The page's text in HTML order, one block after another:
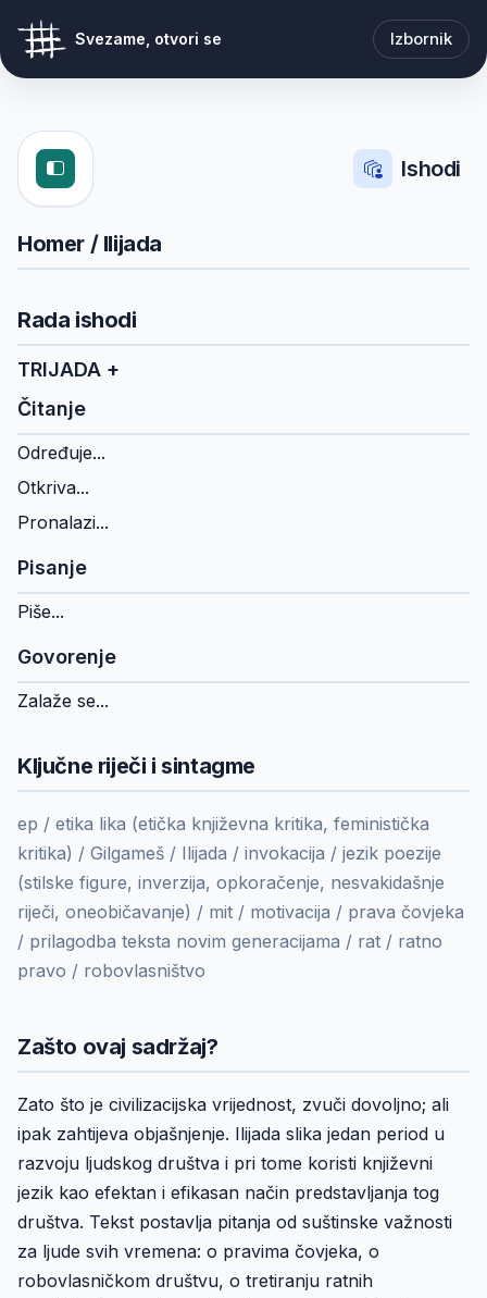
Svezame, otvori se Izbornik
Ishodi
Homer / Ilijada
Rada ishodi
TRIJADA +
Čitanje
Određuje...
Otkriva...
Pronalazi...
Pisanje
Piše...
Govorenje
Zalaže se...
Ključne riječi i sintagme
ep / etika lika (etička književna kritika, feministička
kritika) / Gilgameš / Ilijada / invokacija / jezik poezije
(stilske figure, inverzija, opkoračenje, nesvakidašnje
riječi, oneobičavanje) / mit / motivacija / prava čovjeka
/ prilagodba teksta novim generacijama / rat / ratno
pravo / robovlasništvo
Zašto ovaj sadržaj?
Zato što je civilizacijska vrijednost, zvuči dovoljno; ali
ipak zahtijeva objašnjenje. Ilijada slika jedan period u
razvoju ljudskog društva i pri tome koristi književni
jezik kao efektan i efikasan način predstavljanja tog
društva. Tekst postavlja pitanja od suštinske važnosti
za ljude svih vremena: o pravima čovjeka, o
robovlasničkom društvu, o tretiranju ratnih